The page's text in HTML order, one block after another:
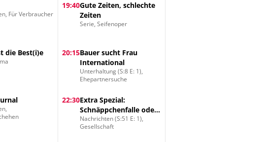
Für Verbraucher
die Best(i)e
19:40Gute Zeiten, schlechte
Zeiten
Serie, Seifenoper
20:15Bauer sucht Frau
International
Unterhaltung (S:8 E: 1),
Ehepartnersuche
22:30Extra Spezial:
Schnäppchenfalle oder
Shoppingtraum?
Geheimnisse der
Nachrichten (S:51 E: 1),
Gesellschaft